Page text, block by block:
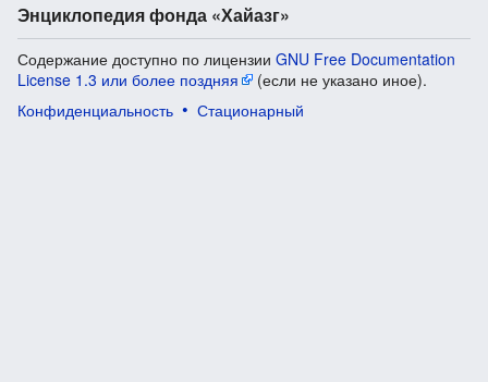
Энциклопедия фонда «Хайазг»
Содержание доступно по лицензии GNU Free Documentation
License 1.3 или более поздняя
(если не указано иное).
Конфиденциальность
Стационарный